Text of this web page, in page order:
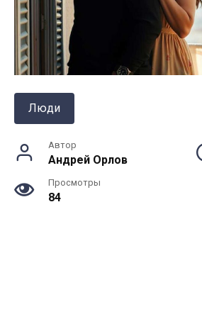
Люди
Автор
Андрей Орлов
Просмотры
84